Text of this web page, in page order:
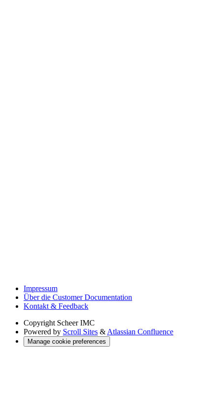
Impressum
Über die Customer Documentation
Kontakt & Feedback
Copyright Scheer IMC
Powered by Scroll Sites & Atlassian Confluence
Manage cookie preferences